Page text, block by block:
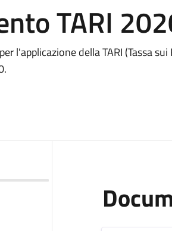
TARI
l'applicazione della TARI (Tassa